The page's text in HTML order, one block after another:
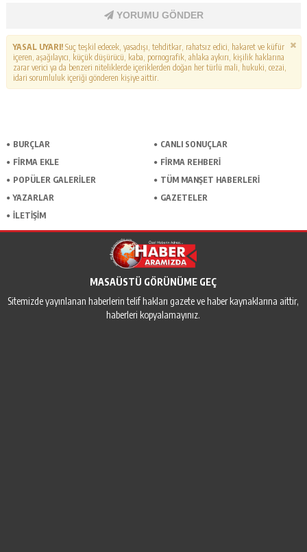
YORUMU GÖNDER
YASAL UYARI!Suç teşkil edecek, yasadışı, tehditkar, rahatsız edici, hakaret ve küfür
içeren, aşağılayıcı, küçük düşürücü, kaba, pornografik, ahlaka aykırı, kişilik haklarına
zarar verici ya da benzeri niteliklerde içeriklerden doğan her türlü mali, hukuki, cezai,
idari sorumluluk içeriği gönderen kişiye aittir.
BURÇLAR
CANLI SONUÇLAR
FİRMA EKLE
FİRMA REHBERİ
POPÜLER GALERİLER
TÜM MANŞET HABERLERİ
YAZARLAR
GAZETELER
İLETİŞİM
MASAÜSTÜ GÖRÜNÜME GEÇ
Sitemizde yayınlanan haberlerin telif hakları gazete ve haber kaynaklarına aittir,
haberleri kopyalamayınız.